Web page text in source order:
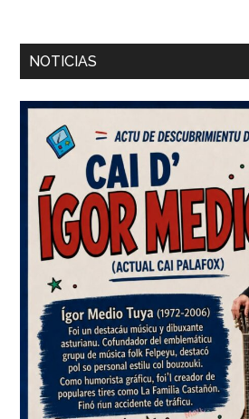
Barra
principal
NOTICIAS